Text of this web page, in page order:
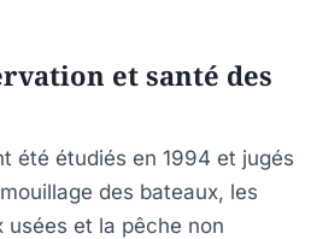
et santé des
été étudiés en 1994 et jugés
des bateaux, les
usées et la pêche non